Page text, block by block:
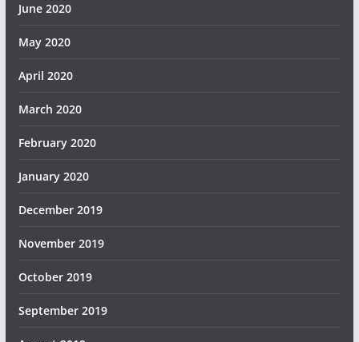
June 2020
May 2020
April 2020
March 2020
February 2020
January 2020
December 2019
November 2019
October 2019
September 2019